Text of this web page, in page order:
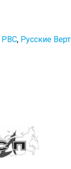
РВС, Русские